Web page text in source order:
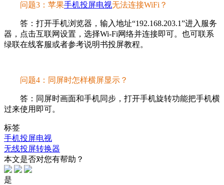
问题3：苹果手机投屏电视无法连接WiFi？
答：打开手机浏览器，输入地址“192.168.203.1”进入服务
器，点击互联网设置，选择Wi-Fi网络并连接即可。也可联系
绿联在线客服或者参考说明书投屏教程。
问题4：同屏时怎样横屏显示？
答：同屏时画面和手机同步，打开手机旋转功能把手机横
过来使用即可。
标签
手机投屏电视
无线投屏转换器
本文是否对您有帮助？
是